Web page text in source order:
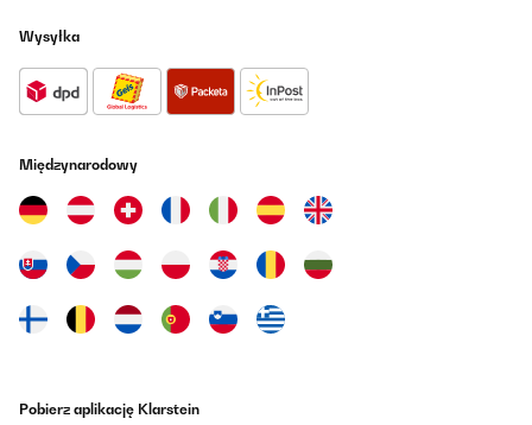
funcionamiento, la única pega que las instrucciones y método de
empleo no vienen en español. Por lo demás todo genial.
Usuario/a de amazon
Tłumacz
Kaufempfehlung
Wysyłka
Międzynarodowy
Pobierz aplikację Klarstein